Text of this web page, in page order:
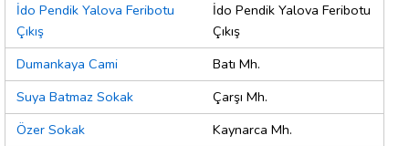
İdo Pendik Yalova Feribotu
Çıkış
İdo Pendik Yalova Feribotu
Çıkış
Dumankaya Cami
Batı Mh.
Suya Batmaz Sokak
Çarşı Mh.
Özer Sokak
Kaynarca Mh.